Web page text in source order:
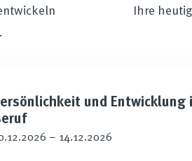
Ihre
und Entwicklung
– 14.12.2026